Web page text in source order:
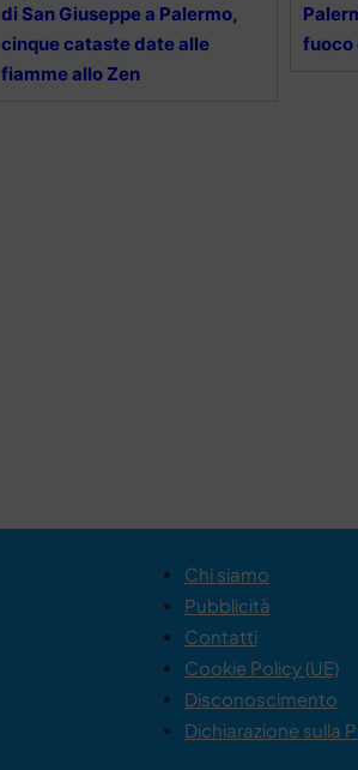
di San Giuseppe a Palermo,
cinque cataste date alle
fiamme allo Zen
fuoco
Chi siamo
Pubblicità
Contatti
Cookie Policy (UE)
Disconoscimento
Dichiarazione sulla